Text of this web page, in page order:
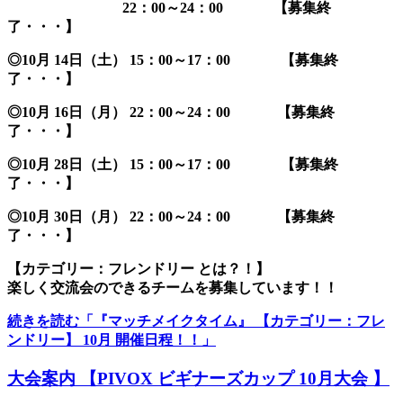
22：00～24：00 【募集終
了・・・】
◎10月 14日（土） 15：00～17：00 【募集終
了・・・】
◎10月 16日（月） 22：00～24：00 【募集終
了・・・】
◎10月 28日（土） 15：00～17：00 【募集終
了・・・】
◎10月 30日（月） 22：00～24：00 【募集終
了・・・】
【カテゴリー：フレンドリー とは？！】
楽しく交流会のできるチームを募集しています！！
続きを読む「『マッチメイクタイム』 【カテゴリー：フレ
ンドリー】 10月 開催日程！！」
大会案内 【PIVOX ビギナーズカップ 10月大会 】